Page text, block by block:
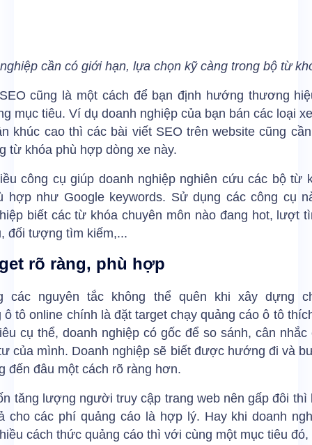
cần có giới hạn, lựa chọn kỹ càng trong bộ từ
cũng là một cách để bạn định hướng thương
mục tiêu. Ví dụ doanh nghiệp của bạn bán các loại
khúc cao thì các bài viết SEO trên website cũng
từ khóa phù hợp dòng xe này.
công cụ giúp doanh nghiệp nghiên cứu các bộ từ
hợp như Google keywords. Sử dụng các công cụ
biết các từ khóa chuyên môn nào đang hot, lượt
đối tượng tìm kiếm,...
rõ ràng, phù hợp
các nguyên tắc không thể quên khi xây dựng
ô tô online chính là đặt target chạy quảng cáo ô tô
cụ thể, doanh nghiệp có gốc để so sánh, cân nhắc
của mình. Doanh nghiệp sẽ biết được hướng đi và
đến đâu một cách rõ ràng hơn.
tăng lượng người truy cập trang web nên gấp đôi thì
cho các phí quảng cáo là hợp lý. Hay khi doanh
cách thức quảng cáo thì với cùng một mục tiêu đó,